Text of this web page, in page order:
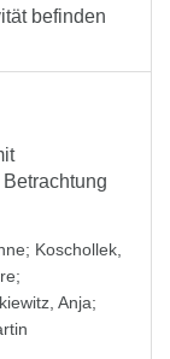
befinden
; Koschollek,
;
Anja;